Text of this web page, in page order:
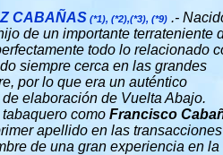
CABAÑAS (*1), (*2),(*3), (*9) .-
de un importante terrateniente
todo lo relacionado
siempre cerca en las grandes
por lo que era un auténtico
elaboración de Vuelta Abajo.
como Francisco
apellido en las transacciones
de una gran experiencia en la